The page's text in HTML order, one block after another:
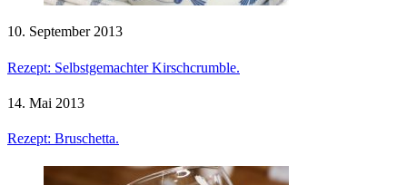
10. September 2013
Rezept: Selbstgemachter Kirschcrumble.
14. Mai 2013
Rezept: Bruschetta.